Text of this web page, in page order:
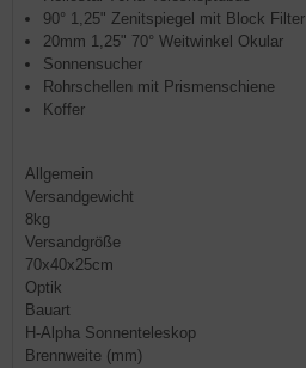
90° 1,25" Zenitspiegel mit Block Filter
20mm 1,25" 70° Weitwinkel Okular
Sonnensucher
Rohrschellen mit Prismenschiene
Koffer
Allgemein
Versandgewicht
8kg
Versandgröße
70x40x25cm
Optik
Bauart
H-Alpha Sonnenteleskop
Brennweite (mm)